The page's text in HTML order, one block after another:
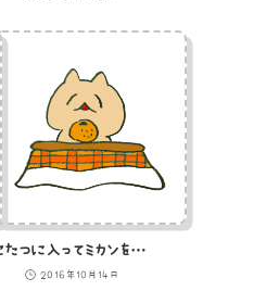
こたつに入ってミカンを眺める猫のイラスト
2016年10月14日